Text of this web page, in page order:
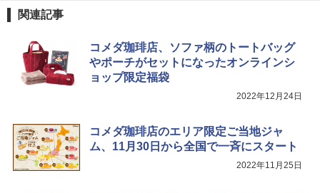
4
￥2,323
￥3,475
4
TOSHIBA(東芝) スチームオーブンレン
ジ 石窯ドーム ER-D80A(K) ブラック 25
0℃ 1段調理 フラットテーブル 電子レン
ジ 赤外線センサー ノンフライ調理 簡単
らし ファミリー
￥34,546
関連記事
コメダ珈琲店、ソファ柄のトートバッグ
やポーチがセットになったオンラインシ
ョップ限定福袋
2022年12月24日
コメダ珈琲店のエリア限定ご当地ジャ
ム、11月30日から全国で一斉にスタート
2022年11月25日